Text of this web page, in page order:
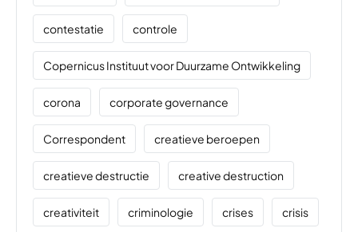
contestatie controle
Copernicus Instituut voor Duurzame Ontwikkeling
corona corporate governance
Correspondent creatieve beroepen
creatieve destructie creative destruction
creativiteit criminologie crises crisis